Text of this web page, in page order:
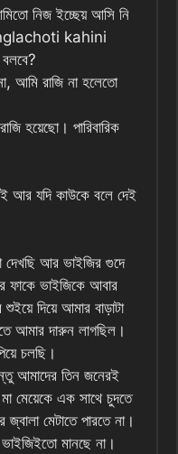
নিজ ইচ্ছেয় আসি নি
kahini
আমি রাজি না হলেতো
হয়েছো। পারিবারিক
আর যদি কাউকে বলে দেই
দেখছি আর ভাইজির গুদে
ফাকে ভাইজিকে আবার
দিয়ে আমার বাড়াটা
আমার দারুন লাগছিল।
চলছি।
আমাদের তিন জনেরই
মেয়েকে এক সাথে চুদতে
মেটাতে পারতে না।
মানছে না।